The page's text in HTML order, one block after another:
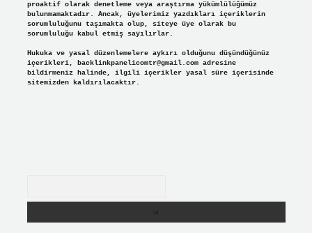
proaktif olarak denetleme veya araştırma yükümlülüğümüz
bulunmamaktadır. Ancak, üyelerimiz yazdıkları içeriklerin
sorumluluğunu taşımakta olup, siteye üye olarak bu
sorumluluğu kabul etmiş sayılırlar.
Hukuka ve yasal düzenlemelere aykırı olduğunu düşündüğünüz
içerikleri, backlinkpanelicomtr@gmail.comadresine
bildirmeniz halinde, ilgili içerikler yasal süre içerisinde
sitemizden kaldırılacaktır.